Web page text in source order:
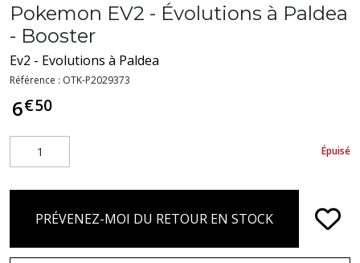
Pokemon EV2 - Évolutions à Paldea
- Booster
Ev2 - Evolutions à Paldea
Référence : OTK-P2029373
6€50
Épuisé
PRÉVENEZ-MOI DU RETOUR EN STOCK